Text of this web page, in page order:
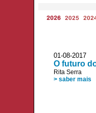
2026 2025
01-08-2017
O futuro
Rita Serra
> saber mais